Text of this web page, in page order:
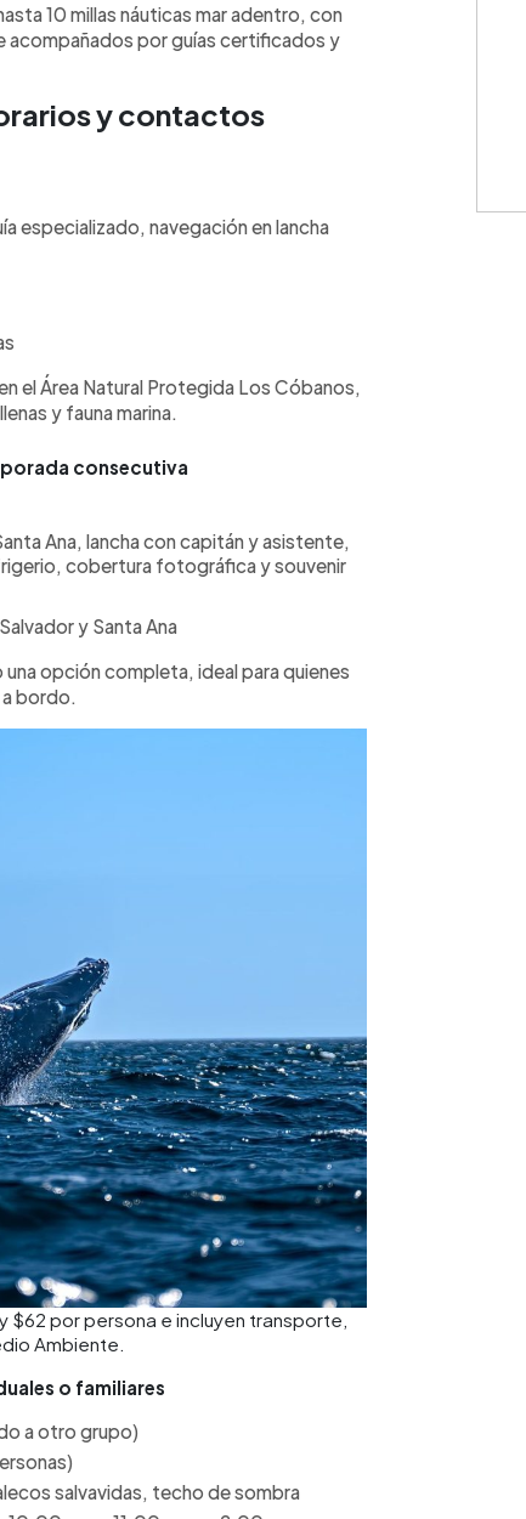
10 millas náuticas mar adentro, con
acompañados por guías certificados y
y contactos
especializado, navegación en lancha
el Área Natural Protegida Los Cóbanos,
y fauna marina.
consecutiva
Ana, lancha con capitán y asistente,
cobertura fotográfica y souvenir
y Santa Ana
opción completa, ideal para quienes
bordo.
por persona e incluyen transporte,
Ambiente.
o familiares
a otro grupo)
salvavidas, techo de sombra